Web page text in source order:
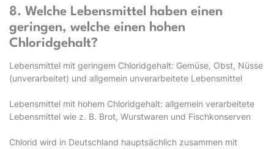
8. Welche Lebensmittel haben einen
geringen, welche einen hohen
Chloridgehalt?
Lebensmittel mit geringem Chloridgehalt: Gemüse, Obst, Nüsse
(unverarbeitet) und allgemein unverarbeitete Lebensmittel
Lebensmittel mit hohem Chloridgehalt: allgemein verarbeitete
Lebensmittel wie z. B. Brot, Wurstwaren und Fischkonserven
Chlorid wird in Deutschland hauptsächlich zusammen mit